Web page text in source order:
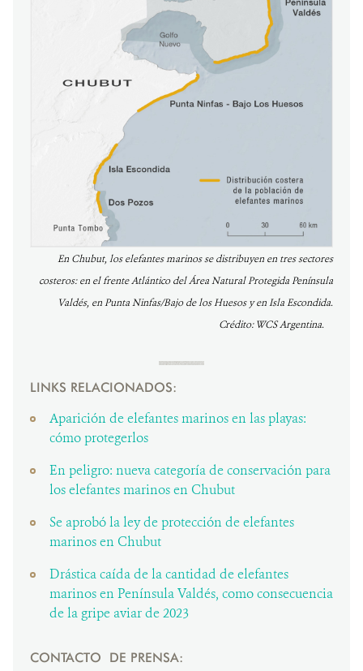
En Chubut, los elefantes marinos se distribuyen en tres sectores
costeros: en el frente Atlántico del Área Natural Protegida Península
Valdés, en Punta Ninfas/Bajo de los Huesos y en Isla Escondida.
Crédito: WCS Argentina.
LINKS RELACIONADOS:
Aparición de elefantes marinos en las playas:
cómo protegerlos
En peligro: nueva categoría de conservación para
los elefantes marinos en Chubut
Se aprobó la ley de protección de elefantes
marinos en Chubut
Drástica caída de la cantidad de elefantes
marinos en Península Valdés, como consecuencia
de la gripe aviar de 2023
CONTACTO DE PRENSA: